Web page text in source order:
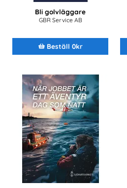
Bli golvläggare
GBR Service AB
Beställ 0kr